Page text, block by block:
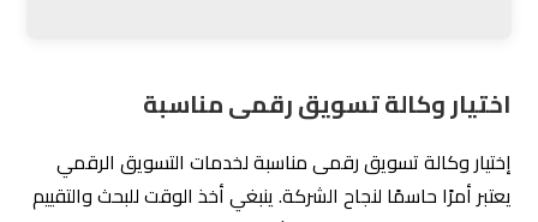
مناسبة
كيف ستقوم بتحليل وفهم احتياجاتي وأهدافي
التسويقية كـ وكالة تسويق رقمى؟